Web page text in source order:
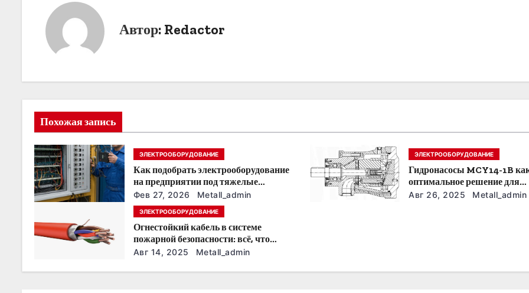
и
я
п
о
а
Автор: Redactor
Похожая запись
ЭЛЕКТРООБОРУДОВАНИЕ
Как подобрать электрооборудование
на предприятии под тяжелые
условия эксплуатации
Фев 27, 2026 Metall_admin
ЭЛЕКТРООБОРУДОВАНИЕ
Гидронасосы MCY14-1B
оптимальное решение для
модернизации гидросистем
Авг 26, 2025 Metall_admin
ЭЛЕКТРООБОРУДОВАНИЕ
Огнестойкий кабель в системе
пожарной безопасности: всё, что
нужно знать
Авг 14, 2025 Metall_admin